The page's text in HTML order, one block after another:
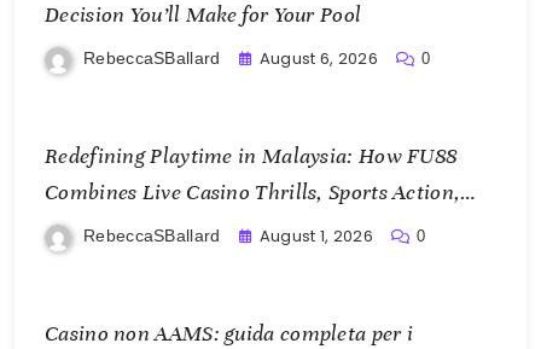
Decision You’ll Make for Your Pool
RebeccaSBallard August 6, 2026 0
Redefining Playtime in Malaysia: How FU88
Combines Live Casino Thrills, Sports Action,
and Mobile Freedom
RebeccaSBallard August 1, 2026 0
Casino non AAMS: guida completa per i